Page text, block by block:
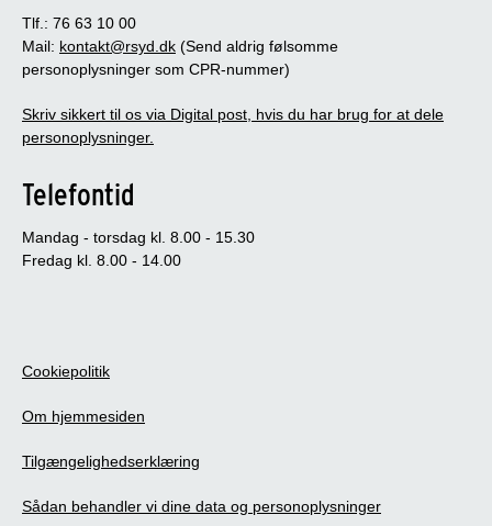
Tlf.: 76 63 10 00
Mail: kontakt@rsyd.dk (Send aldrig følsomme
personoplysninger som CPR-nummer)
Skriv sikkert til os via Digital post, hvis du har brug for at dele
personoplysninger.
Telefontid
Mandag - torsdag kl. 8.00 - 15.30
Fredag kl. 8.00 - 14.00
Cookiepolitik
Om hjemmesiden
Tilgængelighedserklæring
Sådan behandler vi dine data og personoplysninger